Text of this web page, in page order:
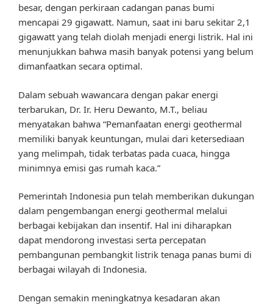
besar, dengan perkiraan cadangan panas bumi
mencapai 29 gigawatt. Namun, saat ini baru sekitar 2,1
gigawatt yang telah diolah menjadi energi listrik. Hal ini
menunjukkan bahwa masih banyak potensi yang belum
dimanfaatkan secara optimal.
Dalam sebuah wawancara dengan pakar energi
terbarukan, Dr. Ir. Heru Dewanto, M.T., beliau
menyatakan bahwa “Pemanfaatan energi geothermal
memiliki banyak keuntungan, mulai dari ketersediaan
yang melimpah, tidak terbatas pada cuaca, hingga
minimnya emisi gas rumah kaca.”
Pemerintah Indonesia pun telah memberikan dukungan
dalam pengembangan energi geothermal melalui
berbagai kebijakan dan insentif. Hal ini diharapkan
dapat mendorong investasi serta percepatan
pembangunan pembangkit listrik tenaga panas bumi di
berbagai wilayah di Indonesia.
Dengan semakin meningkatnya kesadaran akan